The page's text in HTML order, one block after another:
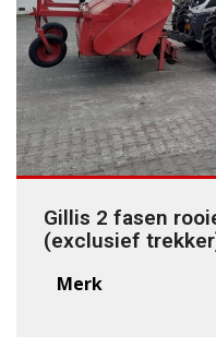
Gillis 2 fasen
(exclusief
Merk